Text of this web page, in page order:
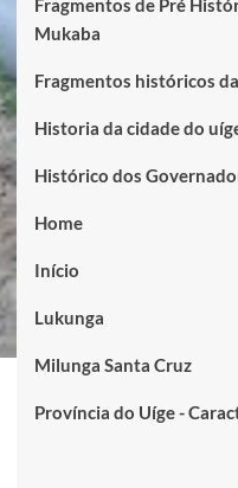
Fragmentos de Pré
Mukaba
Fragmentos históricos
Historia da cidade do
Histórico dos
Home
Início
Lukunga
Milunga Santa Cruz
Província do Uíge -